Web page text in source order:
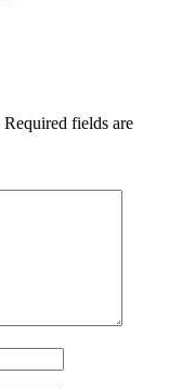
Required fields are